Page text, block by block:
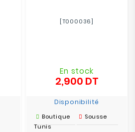
[T000036]
En stock
2,900 DTPrix
Disponibilité
Boutique
Tunis
Sousse